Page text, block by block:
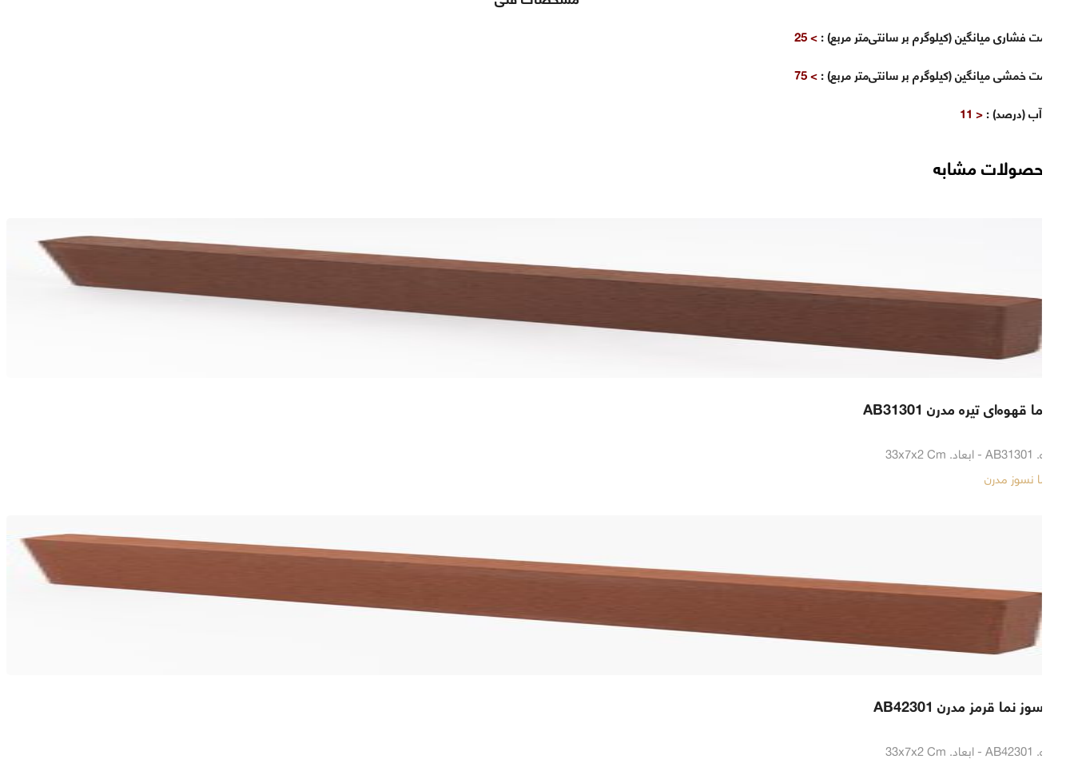
مقاومت فشاری میانگین (کیلوگرم بر سانتی‌متر مربع):
> 25
مقاومت خمشی میانگین (کیلوگرم بر سانتی‌متر مربع):
> 75
جذب آب (درصد):
< 11
محصولات مشابه
آجر نما قهوه‌ای تیره مدرن AB31301
شماره. AB31301 - ابعاد. 33x7x2 Cm
آجر نما نسوز مدرن
آجر نسوز نما قرمز مدرن AB42301
شماره. AB42301 - ابعاد. 33x7x2 Cm